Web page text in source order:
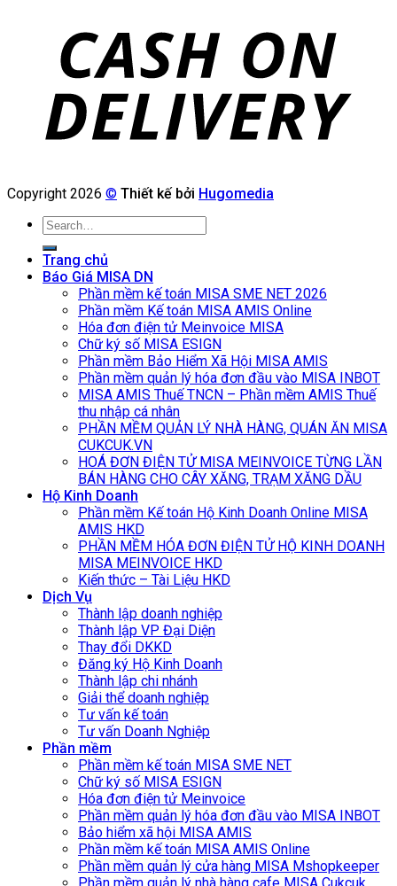
Copyright 2026 © Thiết kế bởi Hugomedia
Search
for:
Trang chủ
Báo Giá MISA DN
Phần mềm kế toán MISA SME NET 2026
Phần mềm Kế toán MISA AMIS Online
Hóa đơn điện tử Meinvoice MISA
Chữ ký số MISA ESIGN
Phần mềm Bảo Hiểm Xã Hội MISA AMIS
Phần mềm quản lý hóa đơn đầu vào MISA INBOT
MISA AMIS Thuế TNCN – Phần mềm AMIS Thuế
thu nhập cá nhân
PHẦN MỀM QUẢN LÝ NHÀ HÀNG, QUÁN ĂN MISA
CUKCUK.VN
HOÁ ĐƠN ĐIỆN TỬ MISA MEINVOICE TỪNG LẦN
BÁN HÀNG CHO CÂY XĂNG, TRẠM XĂNG DẦU
Hộ Kinh Doanh
Phần mềm Kế toán Hộ Kinh Doanh Online MISA
AMIS HKD
PHẦN MỀM HÓA ĐƠN ĐIỆN TỬ HỘ KINH DOANH
MISA MEINVOICE HKD
Kiến thức – Tài Liệu HKD
Dịch Vụ
Thành lập doanh nghiệp
Thành lập VP Đại Diện
Thay đổi DKKD
Đăng ký Hộ Kinh Doanh
Thành lập chi nhánh
Giải thể doanh nghiệp
Tư vấn kế toán
Tư vấn Doanh Nghiệp
Phần mềm
Phần mềm kế toán MISA SME NET
Chữ ký số MISA ESIGN
Hóa đơn điện tử Meinvoice
Phần mềm quản lý hóa đơn đầu vào MISA INBOT
Bảo hiểm xã hội MISA AMIS
Phần mềm kế toán MISA AMIS Online
Phần mềm quản lý cửa hàng MISA Mshopkeeper